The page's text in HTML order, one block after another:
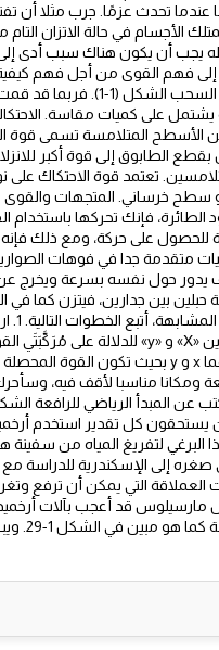
عندما تحدث عزمًا. جرب مثلا
الأجسام في حالة الاتزان
إلى فهم القوى من أجل فهم
من خلال الدفع أو
يشتمل على كميات مقاسة.
الأسطح المتلامسة تسمى قوة
تعتمد قوة الاحتكاك
خرساني. المتجهات والقوى
الطائرة، فإنك تحركها باستخدام
للحصول على حركة، ومع ذلك فإنه
متقدمة جدا في فوهات
يستحقون كل تقدير استخدم
إلى الإسكندرية للدراسة مع
قد أعجب بآلات
الرياضيات الوصف العالم أساسيا في الفيزياء اليوم كما كان في زمن أرخميدس.